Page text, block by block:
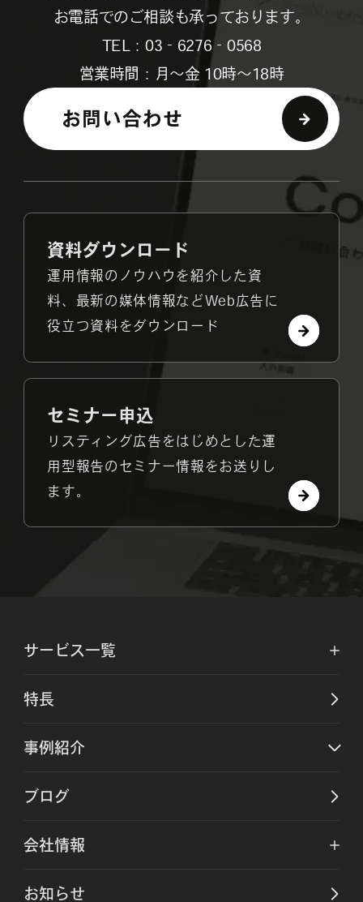
お電話でのご相談も承っております。
TEL：03‐6276‐0568
営業時間：月～金 10時～18時
お問い合わせ
資料ダウンロード
運用情報のノウハウを紹介した資
料、最新の媒体情報などWeb広告に
役立つ資料をダウンロード
セミナー申込
リスティング広告をはじめとした運
用型報告のセミナー情報をお送りし
ます。
サービス一覧
特長
事例紹介
ブログ
会社情報
お知らせ